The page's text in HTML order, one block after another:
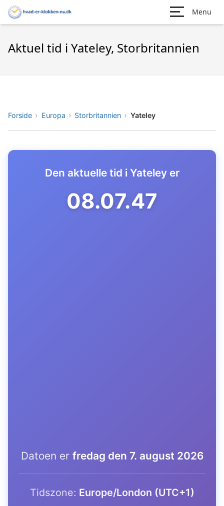
Menu
Aktuel tid i Yateley, Storbritannien
Forside Europa Storbritannien Yateley
Den aktuelle tid i Yateley er
08.07.48
Datoen er fredag den 7. august 2026
Tidszone: Europe/London (UTC+1)